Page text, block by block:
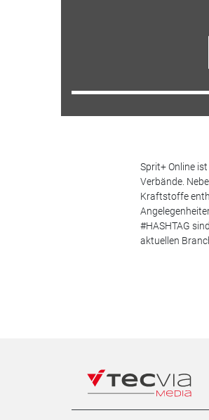
Sprit+ Online
Verbände.
Kraftstoffe
#HASHTAG
aktuellen